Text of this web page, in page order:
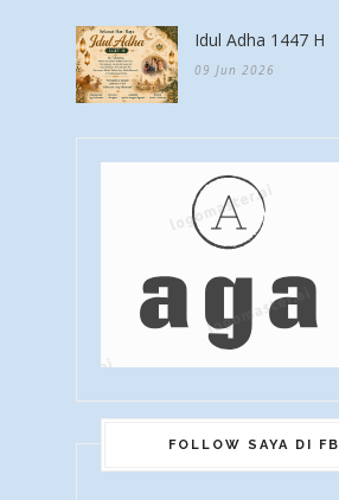
Idul Adha 1447 H
09 Jun 2026
FOLLOW SAYA DI FB